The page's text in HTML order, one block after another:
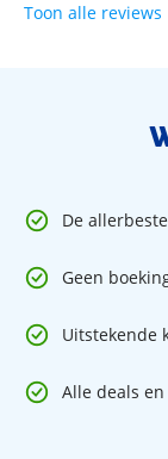
Toon alle reviews
De
Geen
Uitstekende
Alle deals